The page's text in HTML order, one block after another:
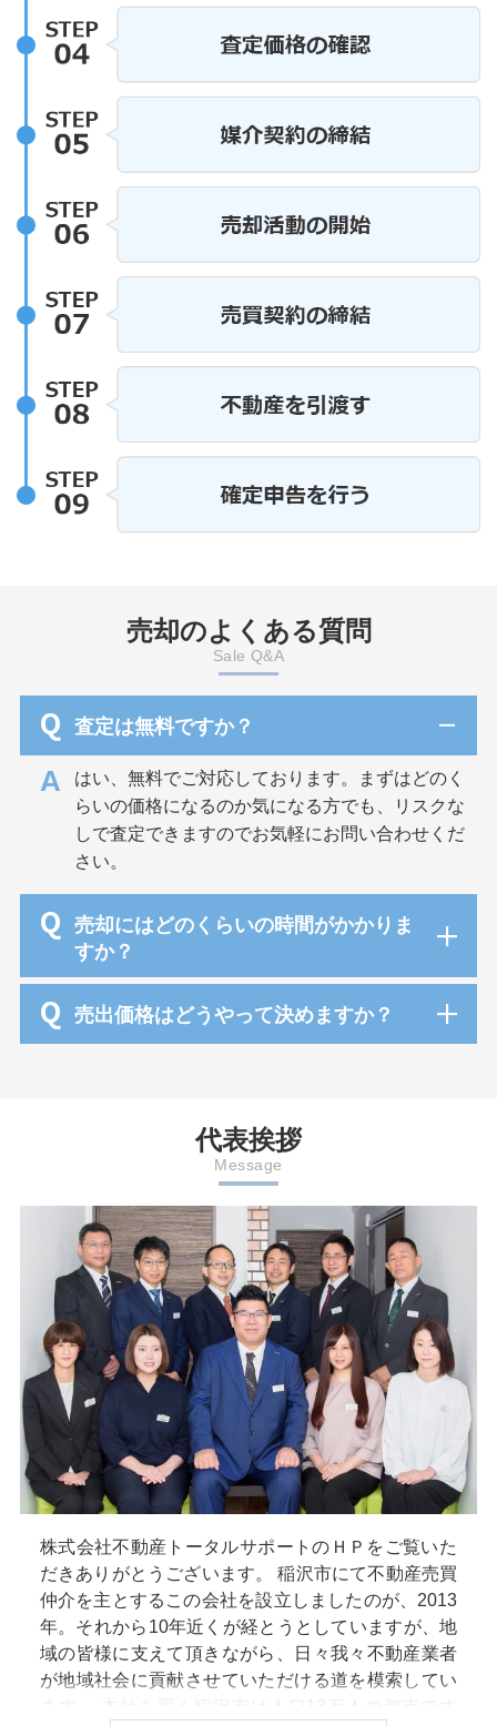
、なかなか分か
います。 で
は単に不動産の
せん。お客様の
手伝いをしてい
売ってよかっ
たちの最大の
売却相談を頂い
からない」「ま
なお気持ちか
だからこそでき
す！ まずはご相
売却のよくある質問
Sale Q&A
Q 査定は無料ですか？
A
はい、無料でご対応しております。まずはどのく
らいの価格になるのか気になる方でも、リスクな
しで査定できますのでお気軽にお問い合わせくだ
さい。
Q
売却にはどのくらいの時間がかかりま
すか？
Q 売出価格はどうやって決めますか？
代表挨拶
Message
株式会社不動産トータルサポートのＨＰをご覧いた
だきありがとうございます。 稲沢市にて不動産売買
仲介を主とするこの会社を設立しましたのが、2013
年。それから10年近くが経とうとしていますが、地
域の皆様に支えて頂きながら、日々我々不動産業者
が地域社会に貢献させていただける道を模索してい